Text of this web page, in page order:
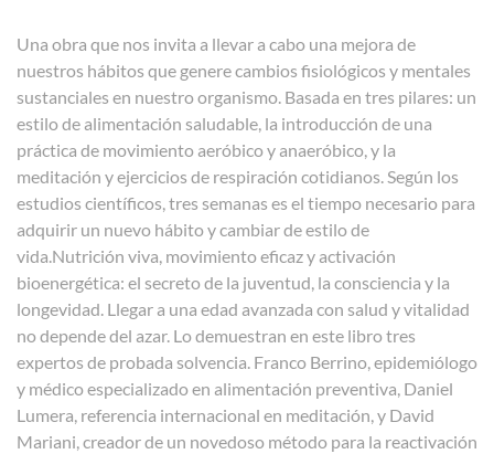
Una obra que nos invita a llevar a cabo una mejora de
nuestros hábitos que genere cambios fisiológicos y mentales
sustanciales en nuestro organismo. Basada en tres pilares: un
estilo de alimentación saludable, la introducción de una
práctica de movimiento aeróbico y anaeróbico, y la
meditación y ejercicios de respiración cotidianos. Según los
estudios científicos, tres semanas es el tiempo necesario para
adquirir un nuevo hábito y cambiar de estilo de
vida.Nutrición viva, movimiento eficaz y activación
bioenergética: el secreto de la juventud, la consciencia y la
longevidad. Llegar a una edad avanzada con salud y vitalidad
no depende del azar. Lo demuestran en este libro tres
expertos de probada solvencia. Franco Berrino, epidemiólogo
y médico especializado en alimentación preventiva, Daniel
Lumera, referencia internacional en meditación, y David
Mariani, creador de un novedoso método para la reactivación